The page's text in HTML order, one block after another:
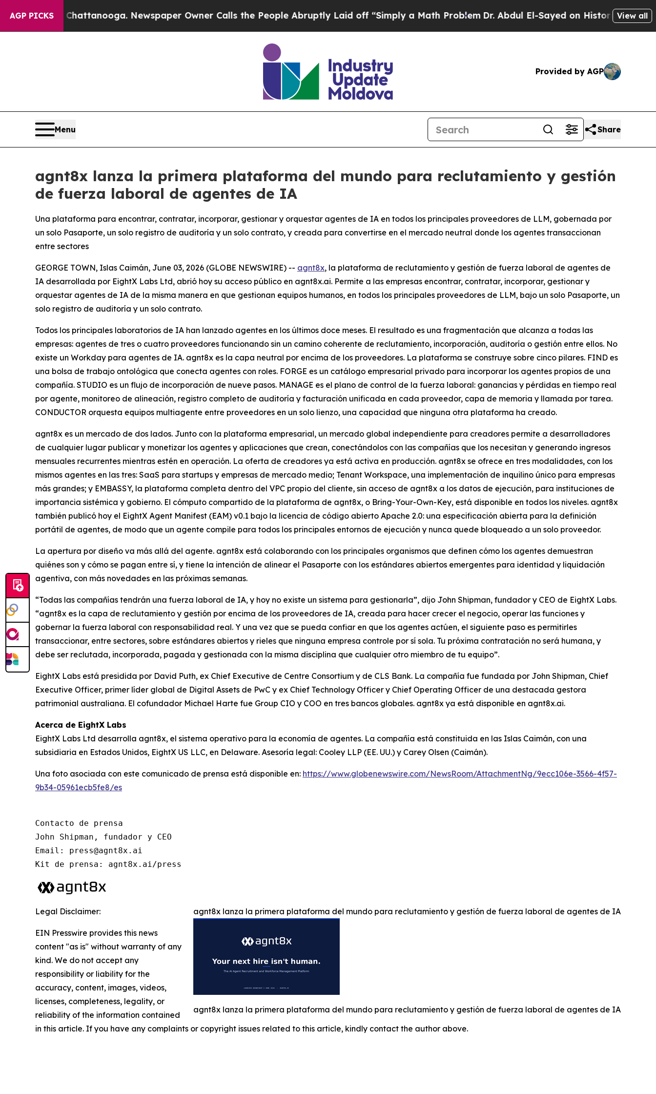
AGP PICKS
in Chattanooga. Newspaper Owner Calls the People Abruptly Laid off “Simply a Math ProblemDr. Abdul El-Sayed on Historic Michigan Win:
View all
Provided by AGP
Menu Share
agnt8x lanza la primera plataforma del mundo para reclutamiento y gestión
de fuerza laboral de agentes de IA
Una plataforma para encontrar, contratar, incorporar, gestionar y orquestar agentes de IA en todos los principales proveedores de LLM, gobernada por
un solo Pasaporte, un solo registro de auditoría y un solo contrato, y creada para convertirse en el mercado neutral donde los agentes transaccionan
entre sectores
GEORGE TOWN, Islas Caimán, June 03, 2026 (GLOBE NEWSWIRE) -- agnt8x, la plataforma de reclutamiento y gestión de fuerza laboral de agentes de
IA desarrollada por EightX Labs Ltd, abrió hoy su acceso público en agnt8x.ai. Permite a las empresas encontrar, contratar, incorporar, gestionar y
orquestar agentes de IA de la misma manera en que gestionan equipos humanos, en todos los principales proveedores de LLM, bajo un solo Pasaporte, un
solo registro de auditoría y un solo contrato.
Todos los principales laboratorios de IA han lanzado agentes en los últimos doce meses. El resultado es una fragmentación que alcanza a todas las
empresas: agentes de tres o cuatro proveedores funcionando sin un camino coherente de reclutamiento, incorporación, auditoría o gestión entre ellos. No
existe un Workday para agentes de IA. agnt8x es la capa neutral por encima de los proveedores. La plataforma se construye sobre cinco pilares. FIND es
una bolsa de trabajo ontológica que conecta agentes con roles. FORGE es un catálogo empresarial privado para incorporar los agentes propios de una
compañía. STUDIO es un flujo de incorporación de nueve pasos. MANAGE es el plano de control de la fuerza laboral: ganancias y pérdidas en tiempo real
por agente, monitoreo de alineación, registro completo de auditoría y facturación unificada en cada proveedor, capa de memoria y llamada por tarea.
CONDUCTOR orquesta equipos multiagente entre proveedores en un solo lienzo, una capacidad que ninguna otra plataforma ha creado.
agnt8x es un mercado de dos lados. Junto con la plataforma empresarial, un mercado global independiente para creadores permite a desarrolladores
de cualquier lugar publicar y monetizar los agentes y aplicaciones que crean, conectándolos con las compañías que los necesitan y generando ingresos
mensuales recurrentes mientras estén en operación. La oferta de creadores ya está activa en producción. agnt8x se ofrece en tres modalidades, con los
mismos agentes en las tres: SaaS para startups y empresas de mercado medio; Tenant Workspace, una implementación de inquilino único para empresas
más grandes; y EMBASSY, la plataforma completa dentro del VPC propio del cliente, sin acceso de agnt8x a los datos de ejecución, para instituciones de
importancia sistémica y gobierno. El cómputo compartido de la plataforma de agnt8x, o Bring-Your-Own-Key, está disponible en todos los niveles. agnt8x
también publicó hoy el EightX Agent Manifest (EAM) v0.1 bajo la licencia de código abierto Apache 2.0: una especificación abierta para la definición
portátil de agentes, de modo que un agente compile para todos los principales entornos de ejecución y nunca quede bloqueado a un solo proveedor.
La apertura por diseño va más allá del agente. agnt8x está colaborando con los principales organismos que definen cómo los agentes demuestran
quiénes son y cómo se pagan entre sí, y tiene la intención de alinear el Pasaporte con los estándares abiertos emergentes para identidad y liquidación
agentiva, con más novedades en las próximas semanas.
“Todas las compañías tendrán una fuerza laboral de IA, y hoy no existe un sistema para gestionarla”, dijo John Shipman, fundador y CEO de EightX Labs.
“agnt8x es la capa de reclutamiento y gestión por encima de los proveedores de IA, creada para hacer crecer el negocio, operar las funciones y
gobernar la fuerza laboral con responsabilidad real. Y una vez que se pueda confiar en que los agentes actúen, el siguiente paso es permitirles
transaccionar, entre sectores, sobre estándares abiertos y rieles que ninguna empresa controle por sí sola. Tu próxima contratación no será humana, y
debe ser reclutada, incorporada, pagada y gestionada con la misma disciplina que cualquier otro miembro de tu equipo”.
EightX Labs está presidida por David Puth, ex Chief Executive de Centre Consortium y de CLS Bank. La compañía fue fundada por John Shipman, Chief
Executive Officer, primer líder global de Digital Assets de PwC y ex Chief Technology Officer y Chief Operating Officer de una destacada gestora
patrimonial australiana. El cofundador Michael Harte fue Group CIO y COO en tres bancos globales. agnt8x ya está disponible en agnt8x.ai.
Acerca de EightX Labs
EightX Labs Ltd desarrolla agnt8x, el sistema operativo para la economía de agentes. La compañía está constituida en las Islas Caimán, con una
subsidiaria en Estados Unidos, EightX US LLC, en Delaware. Asesoría legal: Cooley LLP (EE. UU.) y Carey Olsen (Caimán).
Una foto asociada con este comunicado de prensa está disponible en: https://www.globenewswire.com/NewsRoom/AttachmentNg/9ecc106e-3566-4f57-
9b34-05961ecb5fe8/es
Contacto de prensa
John Shipman, fundador y CEO
Email: press@agnt8x.ai
Kit de prensa: agnt8x.ai/press
agnt8x lanza la primera plataforma del mundo para reclutamiento y gestión de fuerza laboral de agentes de IA
agnt8x lanza la primera plataforma del mundo para reclutamiento y gestión de fuerza laboral de agentes de IA
Legal Disclaimer:
EIN Presswire provides this news
content "as is" without warranty of any
kind. We do not accept any
responsibility or liability for the
accuracy, content, images, videos,
licenses, completeness, legality, or
reliability of the information contained
in this article. If you have any complaints or copyright issues related to this article, kindly contact the author above.